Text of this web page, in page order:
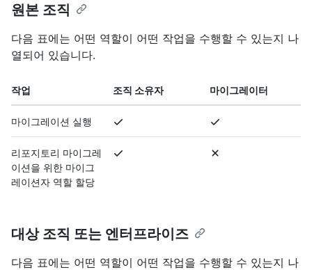
원본 조직
다음 표에는 어떤 역할이 어떤 작업을 수행할 수 있는지 나
열되어 있습니다.
작업 조직 소유자 마이그레이터
마이그레이션 실행
리포지토리 마이그레
이션을 위한 마이그
레이션자 역할 할당
대상 조직 또는 엔터프라이즈
다음 표에는 어떤 역할이 어떤 작업을 수행할 수 있는지 나